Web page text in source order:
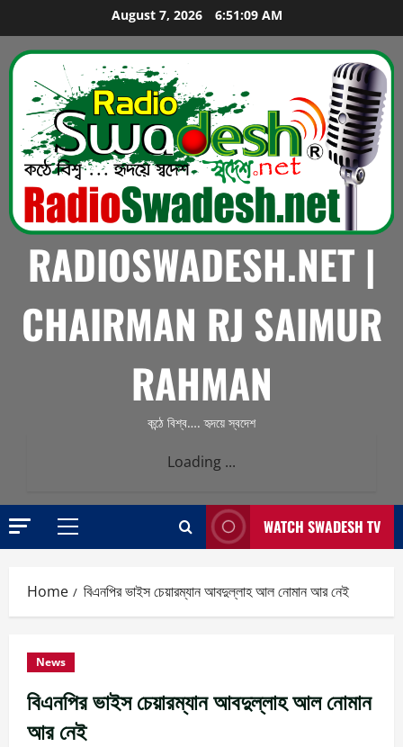
to
content
August 7, 2026 6:51:11 AM
RADIOSWADESH.NET |
CHAIRMAN RJ SAIMUR
RAHMAN
কন্ঠে বিশ্ব…. হৃদয়ে স্বদেশ
Loading ...
Primary
WATCH SWADESH TV
Home বিএনপির ভাইস চেয়ারম্যান আবদুল্লাহ আল নোমান আর নেই
News
বিএনপির ভাইস চেয়ারম্যান আবদুল্লাহ আল নোমান
আর নেই